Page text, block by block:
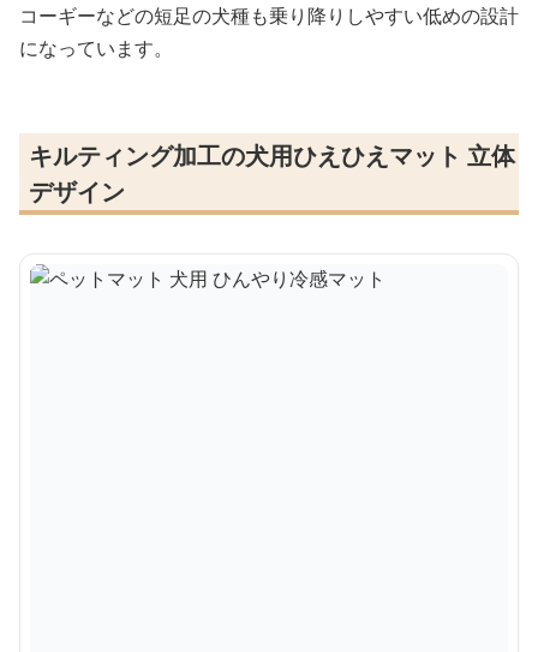
コーギーなどの短足の犬種も乗り降りしやすい低めの設計
になっています。
キルティング加工の犬用ひえひえマット 立体
デザイン